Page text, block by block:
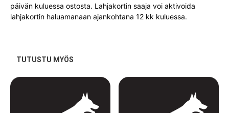
päivän kuluessa ostosta. Lahjakortin saaja voi aktivoida
lahjakortin haluamanaan ajankohtana 12 kk kuluessa.
TUTUSTU MYÖS